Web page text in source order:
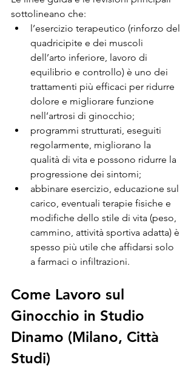
sottolineano che:
l’esercizio terapeutico (rinforzo del
quadricipite e dei muscoli
dell’arto inferiore, lavoro di
equilibrio e controllo) è uno dei
trattamenti più efficaci per ridurre
dolore e migliorare funzione
nell’artrosi di ginocchio;
programmi strutturati, eseguiti
regolarmente, migliorano la
qualità di vita e possono ridurre la
progressione dei sintomi;
abbinare esercizio, educazione sul
carico, eventuali terapie fisiche e
modifiche dello stile di vita (peso,
cammino, attività sportiva adatta) è
spesso più utile che affidarsi solo
a farmaci o infiltrazioni.
Come Lavoro sul
Ginocchio in Studio
Dinamo (Milano, Città
Studi)